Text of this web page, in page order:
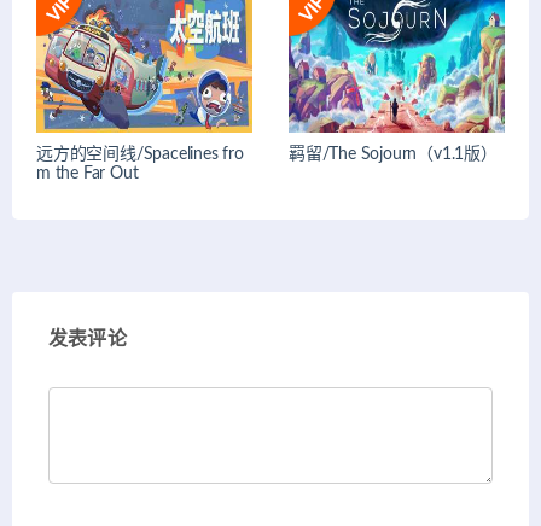
远方的空间线/Spacelines fro
m the Far Out
羁留/The Sojourn（v1.1版）
发表评论